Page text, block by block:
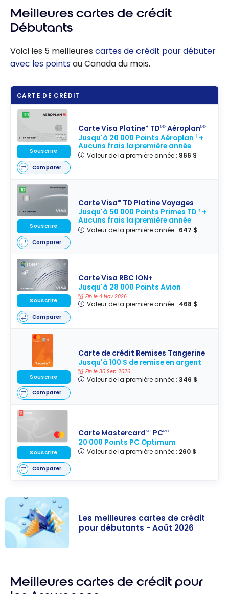
crédit pour
entreprises -
Meilleures cartes de crédit
Débutants
Voici les 5 meilleures cartes de crédit pour débuter
avec les pointsau Canada du mois.
CARTE DE CRÉDIT
Carte Visa Platine* TDMD AéroplanMD
Jusqu'à 20 000 Points Aéroplan† +
Aucuns frais la première année
Valeur de la première année : 866 $
Souscrire
Comparer
Carte Visa* TD Platine Voyages
Jusqu'à 50 000 Points Primes TD† +
Aucuns frais la première année
Valeur de la première année : 647 $
Souscrire
Comparer
Carte Visa RBC ION+
Jusqu'à 28 000 Points Avion
Fin le 4 Nov 2026
Valeur de la première année : 468 $
Souscrire
Comparer
Carte de crédit Remises Tangerine
Jusqu'à 100 $ de remise en argent
Fin le 30 Sep 2026
Valeur de la première année : 346 $
Souscrire
Comparer
Carte MastercardMD PCMD
20 000 Points PC Optimum
Valeur de la première année : 260 $
Souscrire
Comparer
crédit pour
Les meilleures cartes de crédit
pour débutants - Août 2026
Meilleures cartes de crédit pour